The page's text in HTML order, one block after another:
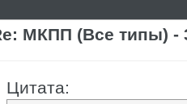
МКПП (Все типы) -
Цитата: